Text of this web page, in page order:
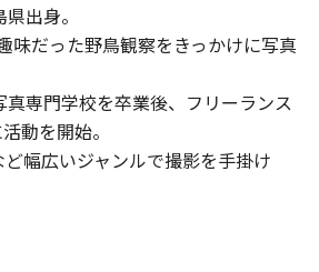
出身。
味だった野鳥観察をきっかけに写真
専門学校を卒業後、フリーランス
動を開始。
幅広いジャンルで撮影を手掛け